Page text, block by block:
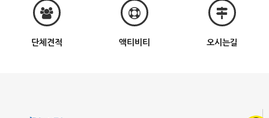
단체견적 액티비티 오시는길